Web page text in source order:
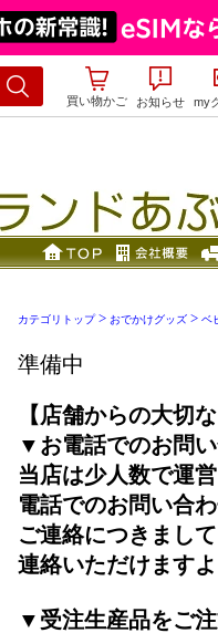
買い物かご
お知らせ my
カテゴリトップ> おでかけグッズ > ベ
準備中
【店舗からの大切
▼お電話でのお問
当店は少人数で運
電話でのお問い合
ご連絡につきまし
連絡いただけます
▼受注生産品をご